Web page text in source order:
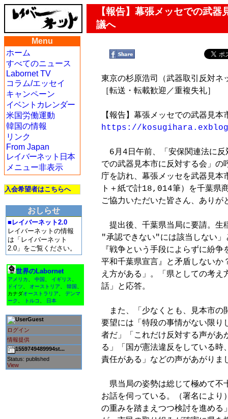
【報告】幕張メッセでの武
議へ
Menu
ホーム
すべてのニュース
Labornet TV
コラム/エッセイ
キャンペーン
イベントカレンダー
米国労働運動
韓国の情報
リンク
From Japan
レイバーネット日本
メニュー非表示
入会希望者はこちらへ
おしらせ
■レイバーネット2.0
レイバーネットの情報
は「レイバーネット
2.0」をご覧ください。
世界のLabornet
アメリカ 中国 イギリス
ドイツ
オーストリア 韓国
カナダオーストラリア
デンマ
ーク
トルコ 日本
Guest
ログイン
情報提供
1559749489994st...
Status: published
View
東京の杉原浩司（武器取引反対ネ
［転送・転載歓迎／重複失礼］
https://
6月4日午前、「安保関連法に反
での武器見本市に反対する会」
庁を訪れ、幕張メッセを武器見本
ト＋紙で計18,014筆）を千葉県
ご協力いただいた皆さん、ありが
提出後、千葉県当局に要請。生
"承認できない"には該当しない
『戦争という手段によらずに紛
平和千葉県宣言』と矛盾しないか
え方がある」。「県としての考
話」と応答。
また、「少なくとも、見本市の
要望には「特段の事情がない限り
者だ」「これだけ反対する声があ
る」「国が憲法違反をしている
責任がある」などの声があがりま
県当局の姿勢は総じて極めて不
お話を伺っている。（署名によ
の重みを踏まえつつ検討を進める